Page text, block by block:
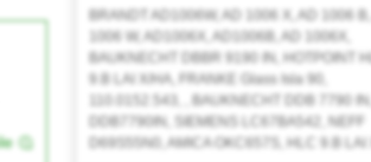
BRANDT AD1006W, AD 1006 X, AD 1006 B,
1006 W, AD1006X, AD1006B, AD 1006X,
BAUKNECHT DBBR 9190 IN, HOTPOINT
9.B LAI X/HA, FRANKE Glass Isla 90,
110.0152.543, , BAUKNECHT DDB 7790 IN,
DDB7790IN, SIEMENS LC67BA542, NEFF
D69S55N0, AMICA OKC657S, HLC 9.B LAI